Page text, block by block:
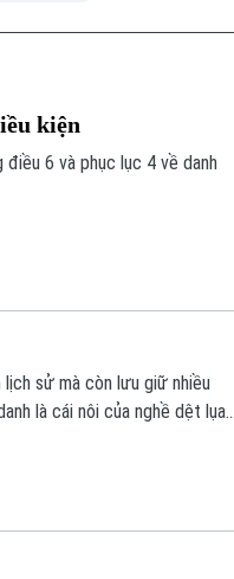
kiện
6 và phục lục 4 về danh
sử mà còn lưu giữ nhiều
là cái nôi của nghề dệt lụa